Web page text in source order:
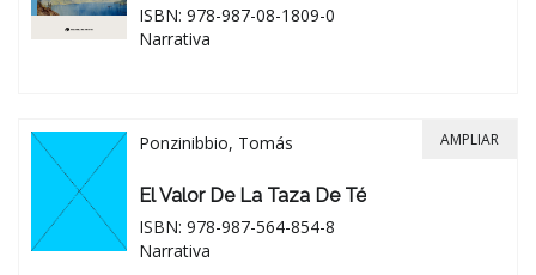
ISBN: 978-987-08-1809-0
Narrativa
Ponzinibbio, Tomás
El Valor De La Taza De Té
ISBN: 978-987-564-854-8
Narrativa
AMPLIAR